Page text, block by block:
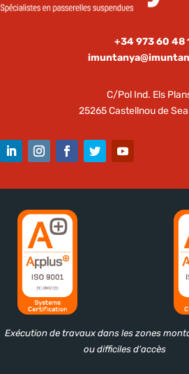
+34 973 60 48
C/Pol Ind. Els
25265 Castellnou de
Exécution de travaux dans les zones
ou difficiles d'accès